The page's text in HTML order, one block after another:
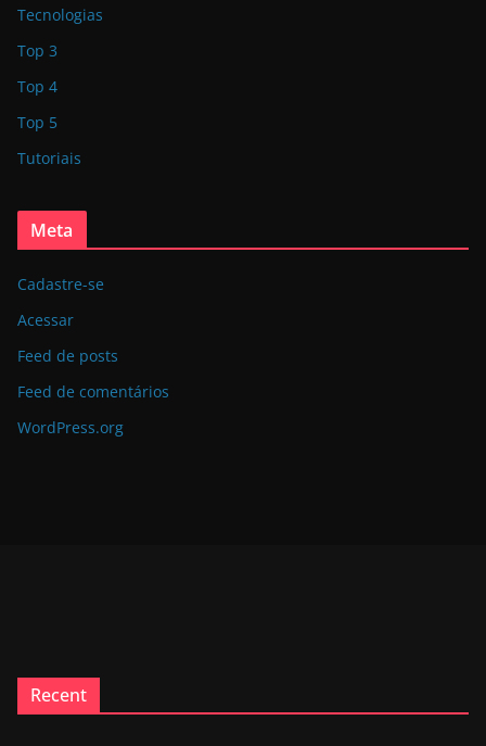
Tecnologias
Top 3
Top 4
Top 5
Tutoriais
Meta
Cadastre-se
Acessar
Feed de posts
Feed de comentários
WordPress.org
Recent